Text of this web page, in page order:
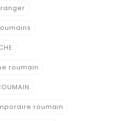
roumain
roumain